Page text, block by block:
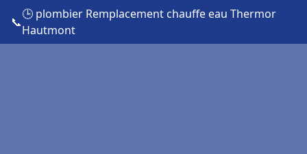
📞
🕒 plombier Remplacement chauffe eau Thermor
Hautmont